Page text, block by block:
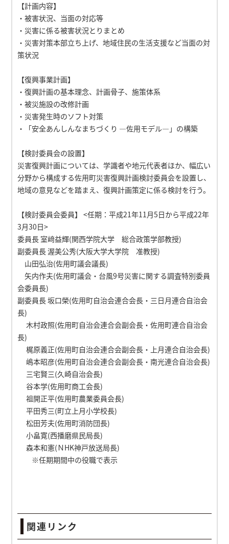
【計画内容】
・被害状況、当面の対応等
・災害に係る被害状況とりまとめ
・災害対策本部立ち上げ、地域住民の生活支援など当面の対
策状況
【復興事業計画】
・復興計画の基本理念、計画骨子、施策体系
・被災施設の改修計画
・災害発生時のソフト対策
・「安全あんしんなまちづくり ―佐用モデル―」の構築
【検討委員会の設置】
災害復興計画については、学識者や地元代表者ほか、幅広い
分野から構成する佐用町災害復興計画検討委員会を設置し、
地域の意見などを踏まえ、復興計画策定に係る検討を行う。
【検討委員会委員】 <任期：平成21年11月5日から平成22年
3月30日>
委員長 室﨑益輝(関西学院大学 総合政策学部教授)
副委員長 渥美公秀(大阪大学大学院 准教授)
山田弘治(佐用町議会議長)
矢内作夫(佐用町議会・台風9号災害に関する調査特別委員
会委員長)
副委員長 坂口榮(佐用町自治会連合会長・三日月連合自治会
長)
木村政照(佐用町自治会連合会副会長・佐用町連合自治会
長)
梶原義正(佐用町自治会連合会副会長・上月連合自治会長)
嶋本昭彦(佐用町自治会連合会副会長・南光連合自治会長)
三宅賢三(久崎自治会長)
谷本学(佐用町商工会長)
祖開正平(佐用町農業委員会長)
平田秀三(町立上月小学校長)
松田芳夫(佐用町消防団長)
小畠寛(西播磨県民局長)
森本和憲(ＮHK神戸放送局長)
※任期期間中の役職で表示
関連リンク